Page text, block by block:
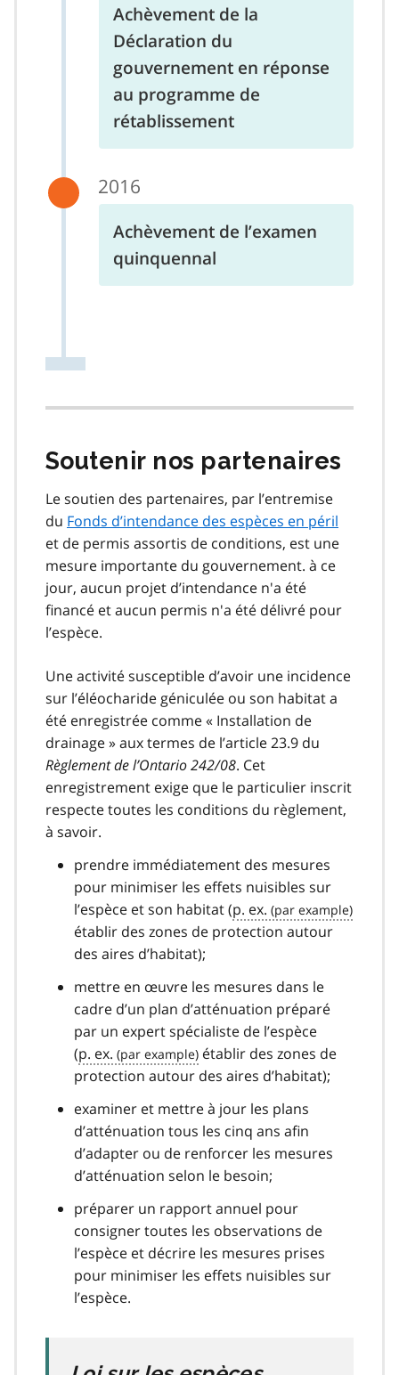
Achèvement de la
Déclaration du
gouvernement en réponse
au programme de
rétablissement
2016
Achèvement de l’examen
quinquennal
Soutenir nos partenaires
Le soutien des partenaires, par l’entremise
du Fonds d’intendance des espèces en péril
et de permis assortis de conditions, est une
mesure importante du gouvernement. à ce
jour, aucun projet d’intendance n'a été
financé et aucun permis n'a été délivré pour
l’espèce.
Une activité susceptible d’avoir une incidence
sur l’éléocharide géniculée ou son habitat a
été enregistrée comme « Installation de
drainage » aux termes de l’article 23.9 du
Règlement de l’Ontario 242/08. Cet
enregistrement exige que le particulier inscrit
respecte toutes les conditions du règlement,
à savoir.
prendre immédiatement des mesures
pour minimiser les effets nuisibles sur
l’espèce et son habitat (p. ex.
établir des zones de protection autour
des aires d’habitat);
mettre en œuvre les mesures dans le
cadre d’un plan d’atténuation préparé
par un expert spécialiste de l’espèce
(p. ex.
établir des zones de
protection autour des aires d’habitat);
examiner et mettre à jour les plans
d’atténuation tous les cinq ans afin
d’adapter ou de renforcer les mesures
d’atténuation selon le besoin;
préparer un rapport annuel pour
consigner toutes les observations de
l’espèce et décrire les mesures prises
pour minimiser les effets nuisibles sur
l’espèce.